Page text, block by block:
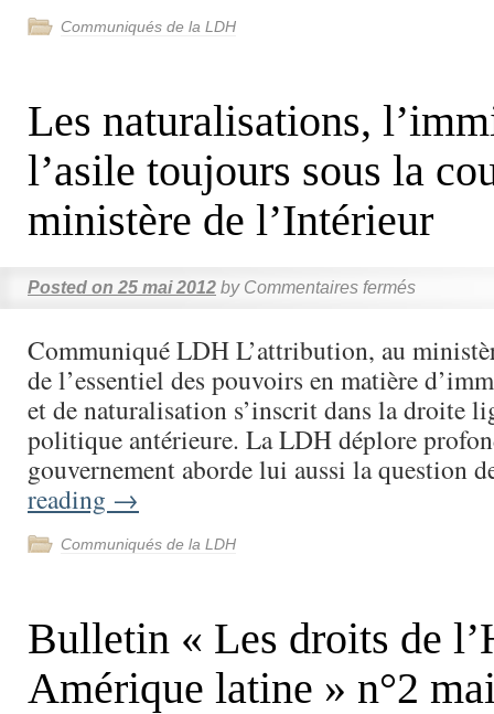
Communiqués de la LDH
Les naturalisations,
l’asile toujours sous la
ministère de l’Intérieur
Posted on 25 mai 2012 by Commentaires fermés
Communiqué LDH L’attribution, au
de l’essentiel des pouvoirs en matière
et de naturalisation s’inscrit dans la droite
politique antérieure. La LDH déplore
gouvernement aborde lui aussi la question
reading →
Communiqués de la LDH
Bulletin « Les droits de
Amérique latine » n°2